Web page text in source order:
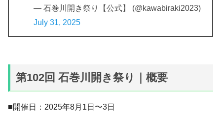
— 石巻川開き祭り【公式】 (@kawabiraki2023)
July 31, 2025
第102回 石巻川開き祭り｜概要
■開催日：2025年8月1日〜3日